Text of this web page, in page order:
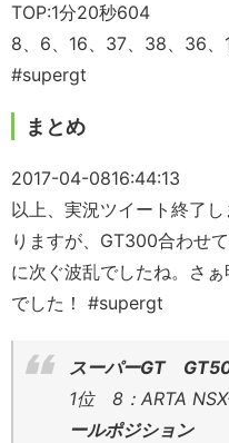
TOP:1分20秒604
8、6、16、37、38、36、
#supergt
まとめ
2017-04-0816:44:13
以上、実況ツイート終了
りますが、GT300合わせ
に次ぐ波乱でしたね。さ
でした！ #supergt
スーパーGT
1位 8：ARTA
ールポジション